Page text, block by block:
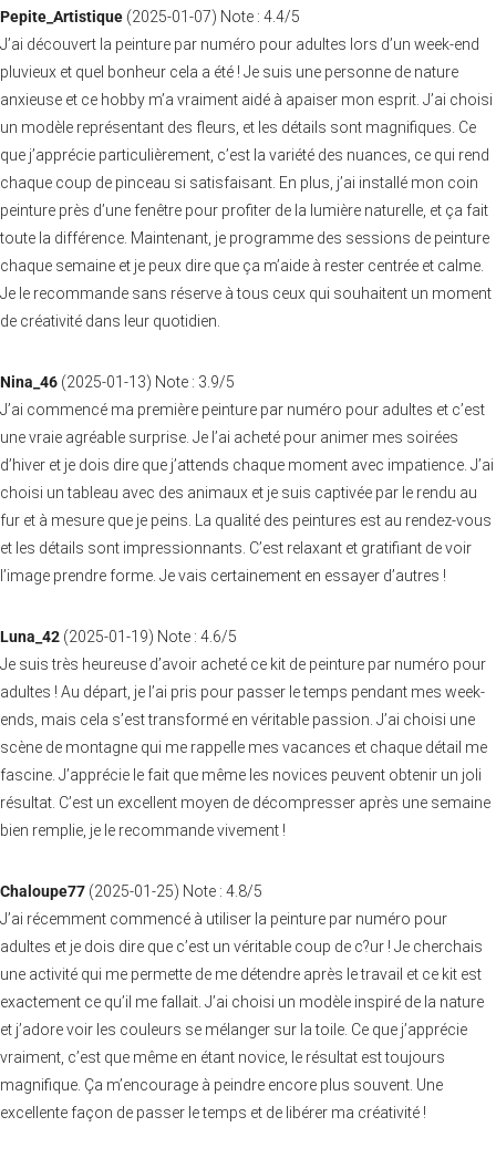
Pepite_Artistique (2025-01-07) Note : 4.4/5
J’ai découvert la peinture par numéro pour adultes lors d’un week-end
pluvieux et quel bonheur cela a été ! Je suis une personne de nature
anxieuse et ce hobby m’a vraiment aidé à apaiser mon esprit. J’ai choisi
un modèle représentant des fleurs, et les détails sont magnifiques. Ce
que j’apprécie particulièrement, c’est la variété des nuances, ce qui rend
chaque coup de pinceau si satisfaisant. En plus, j’ai installé mon coin
peinture près d’une fenêtre pour profiter de la lumière naturelle, et ça fait
toute la différence. Maintenant, je programme des sessions de peinture
chaque semaine et je peux dire que ça m’aide à rester centrée et calme.
Je le recommande sans réserve à tous ceux qui souhaitent un moment
de créativité dans leur quotidien.
Nina_46 (2025-01-13) Note : 3.9/5
J’ai commencé ma première peinture par numéro pour adultes et c’est
une vraie agréable surprise. Je l’ai acheté pour animer mes soirées
d’hiver et je dois dire que j’attends chaque moment avec impatience. J’ai
choisi un tableau avec des animaux et je suis captivée par le rendu au
fur et à mesure que je peins. La qualité des peintures est au rendez-vous
et les détails sont impressionnants. C’est relaxant et gratifiant de voir
l’image prendre forme. Je vais certainement en essayer d’autres !
Luna_42 (2025-01-19) Note : 4.6/5
Je suis très heureuse d’avoir acheté ce kit de peinture par numéro pour
adultes ! Au départ, je l’ai pris pour passer le temps pendant mes week-
ends, mais cela s’est transformé en véritable passion. J’ai choisi une
scène de montagne qui me rappelle mes vacances et chaque détail me
fascine. J’apprécie le fait que même les novices peuvent obtenir un joli
résultat. C’est un excellent moyen de décompresser après une semaine
bien remplie, je le recommande vivement !
Chaloupe77 (2025-01-25) Note : 4.8/5
J’ai récemment commencé à utiliser la peinture par numéro pour
adultes et je dois dire que c’est un véritable coup de c?ur ! Je cherchais
une activité qui me permette de me détendre après le travail et ce kit est
exactement ce qu’il me fallait. J’ai choisi un modèle inspiré de la nature
et j’adore voir les couleurs se mélanger sur la toile. Ce que j’apprécie
vraiment, c’est que même en étant novice, le résultat est toujours
magnifique. Ça m’encourage à peindre encore plus souvent. Une
excellente façon de passer le temps et de libérer ma créativité !